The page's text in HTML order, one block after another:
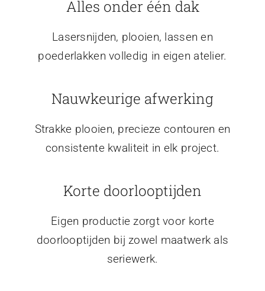
Alles onder één dak
Lasersnijden, plooien, lassen en
poederlakken volledig in eigen atelier.
Nauwkeurige afwerking
Strakke plooien, precieze contouren en
consistente kwaliteit in elk project.
Korte doorlooptijden
Eigen productie zorgt voor korte
doorlooptijden bij zowel maatwerk als
seriewerk.